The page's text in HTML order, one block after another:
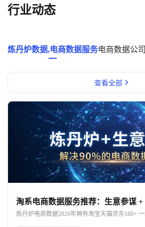
行业动态
炼丹炉数据,电商数据服务电商数据公司
查看全部